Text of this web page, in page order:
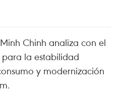
Chinh analiza con el
para la estabilidad
y modernización